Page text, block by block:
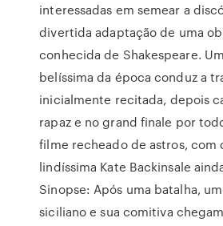
interessadas em semear a
divertida adaptação de uma
conhecida de Shakespeare.
belíssima da época conduz a
inicialmente recitada, depois
rapaz e no grand finale por
filme recheado de astros, com
lindíssima Kate Backinsale
Sinopse: Após uma batalha,
siciliano e sua comitiva